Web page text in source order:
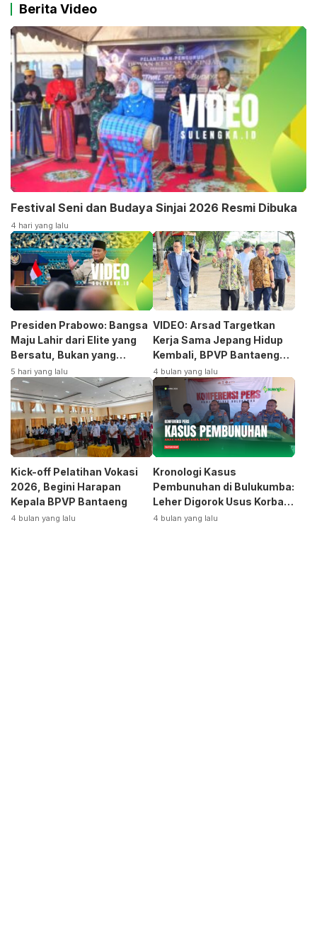
Berita Video
Festival Seni dan Budaya Sinjai 2026 Resmi Dibuka
4 hari yang lalu
Presiden Prabowo: Bangsa
Maju Lahir dari Elite yang
Bersatu, Bukan yang
Terpecah
5 hari yang lalu
VIDEO: Arsad Targetkan
Kerja Sama Jepang Hidup
Kembali, BPVP Bantaeng
Siap Bangkitkan Jurusan
Otomotif
4 bulan yang lalu
Kick-off Pelatihan Vokasi
2026, Begini Harapan
Kepala BPVP Bantaeng
4 bulan yang lalu
Kronologi Kasus
Pembunuhan di Bulukumba:
Leher Digorok Usus Korban
Dikeluarkan
4 bulan yang lalu